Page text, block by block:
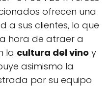
ofrecen una
a sus clientes, lo que
hora de atraer a
la cultura del vino y
asimismo la
por su equipo